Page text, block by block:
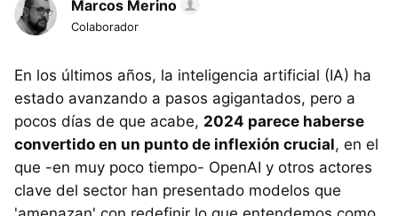
Marcos Merino
Colaborador
En los últimos años, la inteligencia artificial (IA) ha
estado avanzando a pasos agigantados, pero a
pocos días de que acabe, 2024 parece haberse
convertido en un punto de inflexión crucial, en el
que -en muy poco tiempo- OpenAI y otros actores
clave del sector han presentado modelos que